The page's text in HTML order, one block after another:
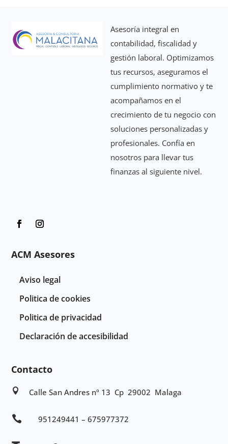
Asesoría integral en
contabilidad, fiscalidad y
gestión laboral. Optimizamos
tus recursos, aseguramos el
cumplimiento normativo y te
acompañamos en el
crecimiento de tu negocio con
soluciones personalizadas y
profesionales. Confía en
nosotros para llevar tus
finanzas al siguiente nivel.
ACM Asesores
Aviso legal
Politica de cookies
Politica de privacidad
Declaración de accesibilidad
Contacto
 Calle San Andres nº 13 Cp 29002 Malaga
 951249441 – 675977372